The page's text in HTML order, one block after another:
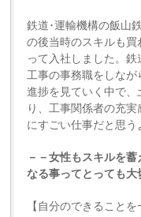
鉄道･運輸機構の飯山
の後当時のスキルも
って入社しました。
工事の事務職をしな
進捗を見ていく中で、
り、工事関係者の充
にすごい仕事だと思う
－－女性もスキルを
なる事ってとっても大
【自分のできること